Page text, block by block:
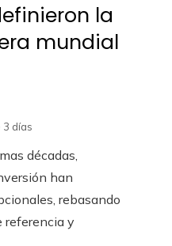
la
mundial
3 días
décadas,
han
rebasando
referencia y